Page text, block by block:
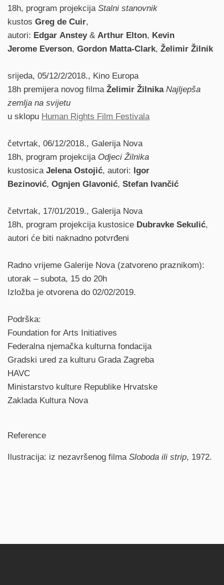
18h, program projekcija Stalni stanovnik
kustos Greg de Cuir,
autori: Edgar Anstey& Arthur Elton, Kevin
Jerome Everson, Gordon Matta-Clark, Želimir Žilnik
srijeda, 05/12/2/2018., Kino Europa
18h premijera novog filma Želimir Žilnika Najljepša
zemlja na svijetu
u sklopu Human Rights Film Festivala
četvrtak, 06/12/2018., Galerija Nova
18h, program projekcija Odjeci Žilnika
kustosica Jelena Ostojić, autori: Igor
Bezinović, Ognjen Glavonić, Stefan Ivančić
četvrtak, 17/01/2019., Galerija Nova
18h, program projekcija kustosice Dubravke Sekulić,
autori će biti naknadno potvrđeni
Radno vrijeme Galerije Nova (zatvoreno praznikom):
utorak – subota, 15 do 20h
Izložba je otvorena do 02/02/2019.
Podrška:
Foundation for Arts Initiatives
Federalna njemačka kulturna fondacija
Gradski ured za kulturu Grada Zagreba
HAVC
Ministarstvo kulture Republike Hrvatske
Zaklada Kultura Nova
Reference
Ilustracija: iz nezavršenog filma Sloboda ili strip, 1972.